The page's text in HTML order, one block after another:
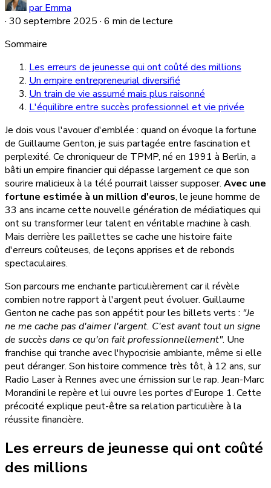
par Emma
· 30 septembre 2025 · 6 min de lecture
Sommaire
Les erreurs de jeunesse qui ont coûté des millions
Un empire entrepreneurial diversifié
Un train de vie assumé mais plus raisonné
L'équilibre entre succès professionnel et vie privée
Je dois vous l'avouer d'emblée : quand on évoque la fortune
de Guillaume Genton, je suis partagée entre fascination et
perplexité. Ce chroniqueur de TPMP, né en 1991 à Berlin, a
bâti un empire financier qui dépasse largement ce que son
sourire malicieux à la télé pourrait laisser supposer. Avec une
fortune estimée à un million d'euros, le jeune homme de
33 ans incarne cette nouvelle génération de médiatiques qui
ont su transformer leur talent en véritable machine à cash.
Mais derrière les paillettes se cache une histoire faite
d'erreurs coûteuses, de leçons apprises et de rebonds
spectaculaires.
Son parcours me enchante particulièrement car il révèle
combien notre rapport à l'argent peut évoluer. Guillaume
Genton ne cache pas son appétit pour les billets verts : "Je
ne me cache pas d'aimer l'argent. C'est avant tout un signe
de succès dans ce qu'on fait professionnellement". Une
franchise qui tranche avec l'hypocrisie ambiante, même si elle
peut déranger. Son histoire commence très tôt, à 12 ans, sur
Radio Laser à Rennes avec une émission sur le rap. Jean-Marc
Morandini le repère et lui ouvre les portes d'Europe 1. Cette
précocité explique peut-être sa relation particulière à la
réussite financière.
Les erreurs de jeunesse qui ont coûté
des millions